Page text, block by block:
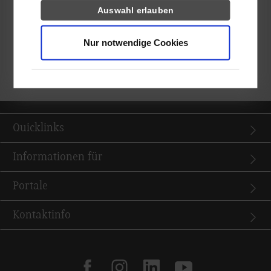
Auswahl erlauben
Nur notwendige Cookies
Der Studienarbeit liegen zwei Bachelorarbeiten zugrunde, deren
Ergebnisse überarbeitet wurden. Momentan sind die
Aufbau eines ersten Prototypen beschäftigt.
Quicklinks
Informationen für
Portale
Kontaktinfo
facebookinstagramlinkedinyoutube